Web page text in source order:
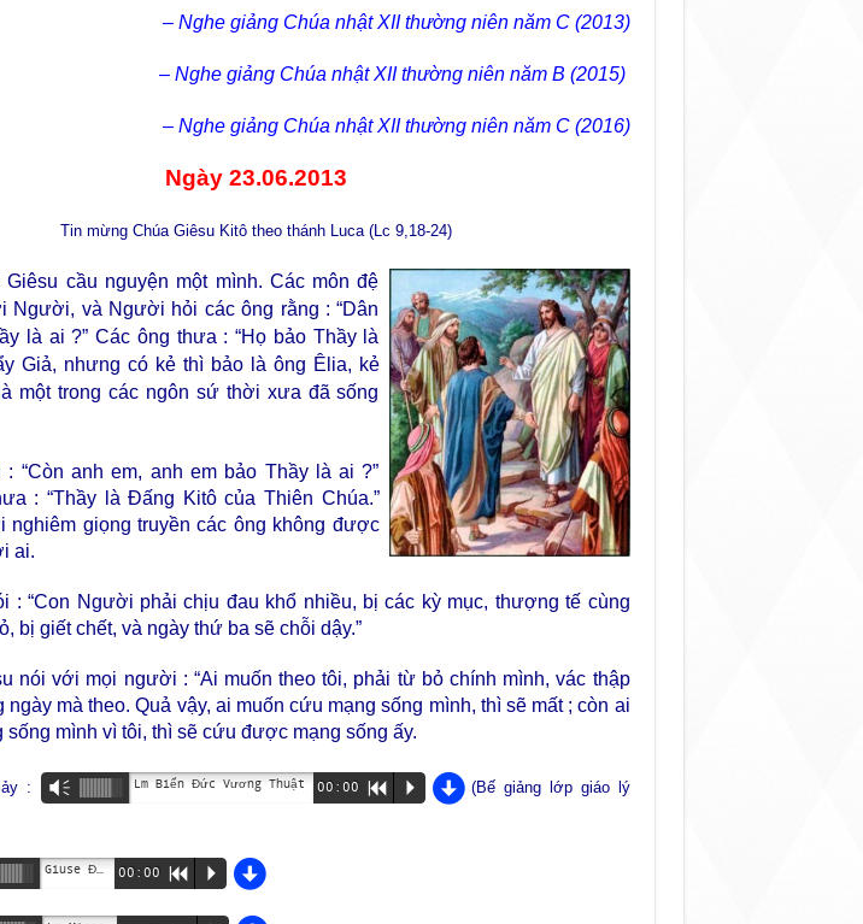
– Nghe giảng Chúa nhật XII thường niên năm C (2013)
– Nghe giảng Chúa nhật XII thường niên năm B (2015)
– Nghe giảng Chúa nhật XII thường niên năm C (2016)
Ngày 23.06.2013
Tin mừng Chúa Giêsu Kitô theo thánh Luca (Lc 9,18-24)
cầu nguyện một mình. Các môn đệ
Người, và Người hỏi các ông rằng : “Dân
là ai ?” Các ông thưa : “Họ bảo Thầy là
Giả, nhưng có kẻ thì bảo là ông Êlia, kẻ
một trong các ngôn sứ thời xưa đã sống
“Còn anh em, anh em bảo Thầy là ai ?”
: “Thầy là Đấng Kitô của Thiên Chúa.”
nghiêm giọng truyền các ông không được
ai.
: “Con Người phải chịu đau khổ nhiều, bị các kỳ mục, thượng tế cùng
bị giết chết, và ngày thứ ba sẽ chỗi dậy.”
nói với mọi người : “Ai muốn theo tôi, phải từ bỏ chính mình, vác thập
ngày mà theo. Quả vậy, ai muốn cứu mạng sống mình, thì sẽ mất ; còn ai
sống mình vì tôi, thì sẽ cứu được mạng sống ấy.
: Vm Lm Biển Đức Vương Thuật 00:00 R P d (Bế giảng lớp giáo lý
Giuse Đỗ Tuấn Linh 00:00 R P d